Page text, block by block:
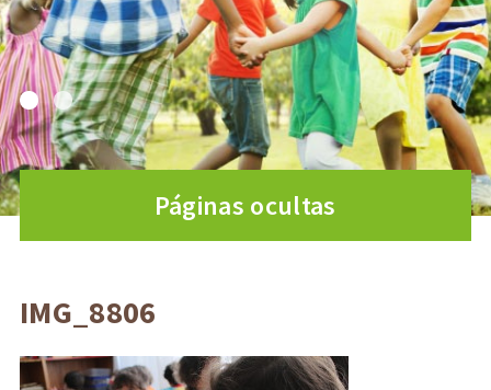
Páginas ocultas
IMG_8806